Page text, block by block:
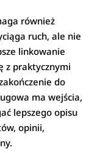
również
ruch, ale nie
linkowanie
z praktycznymi
do
ma wejścia,
lepszego opisu
opinii,